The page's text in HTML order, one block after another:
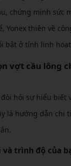
chứng minh sức
Yonex thiên về
bật ở tính linh
vợt cầu lông
hỏi sự hiểu biết
là hướng dẫn chi
trình độ của